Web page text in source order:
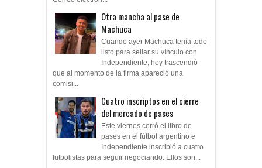
Otra mancha al pase de
Machuca
Cuando ayer Machuca tenía todo
listo para sellar su vínculo con
Independiente, hoy trascendió
que al momento de la firma apareció una
comisi...
Cuatro inscriptos en el cierre
del mercado de pases
Este viernes cerró el libro de
pases en el fútbol argentino e
Independiente inscribió a cuatro
futbolistas para seguir negociando. Ellos son...